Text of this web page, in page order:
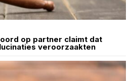
op partner claimt dat
veroorzaakten